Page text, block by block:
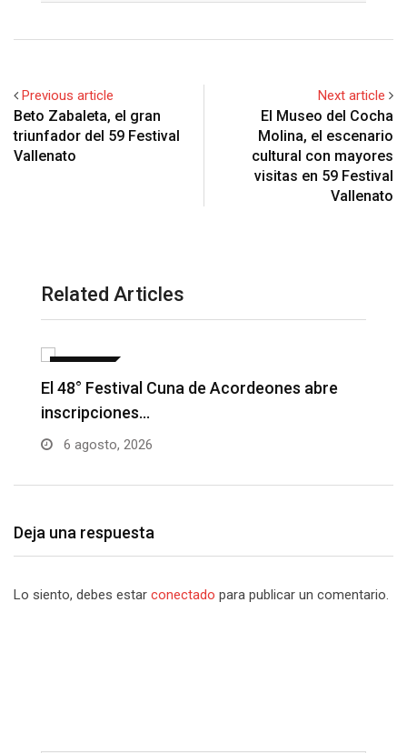
Previous article
Beto Zabaleta, el gran
triunfador del 59 Festival
Vallenato
Next article
El Museo del Cocha
Molina, el escenario
cultural con mayores
visitas en 59 Festival
Vallenato
Related Articles
Barranquilla realizará el concierto ‘Capital
de la Patria…
6 agosto, 2026
Deja una respuesta
Lo siento, debes estar conectado para publicar un comentario.